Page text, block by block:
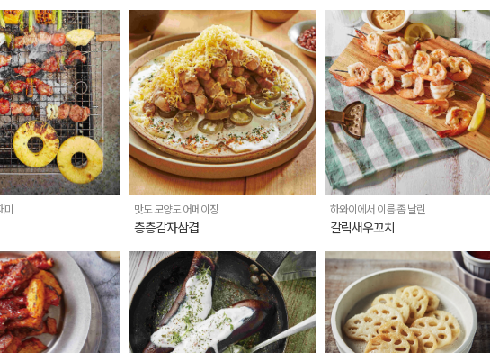
미 맛도 모양도 어메이징
층층감자삼겹
하와이에서 이름 좀 날린
갈릭새우꼬치